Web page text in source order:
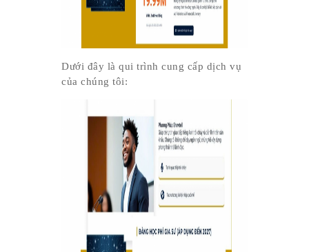
Dưới đây là qui trình cung cấp dịch vụ
của chúng tôi: